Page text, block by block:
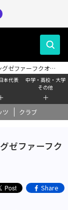
本代表
中学・高校・大学
その他
＋
ツ クラブ
ゼファーフクオ
ゼファーフク
Share